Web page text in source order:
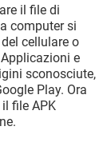
il file di
computer si
cellulare o
e
sconosciute,
Play. Ora
file APK